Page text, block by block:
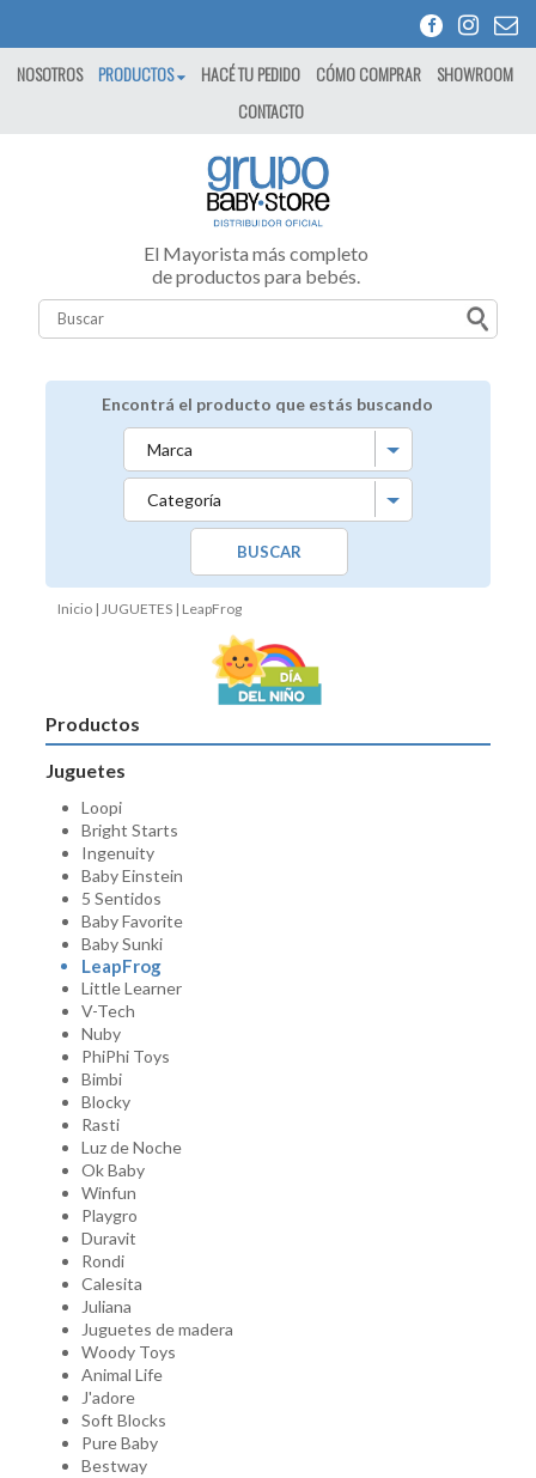
NOSOTROS PRODUCTOS HACÉ TU PEDIDO CÓMO COMPRAR
SHOWROOM
CONTACTO
El Mayorista más completo
de productos para bebés.
Encontrá el producto que estás buscando
BUSCAR
Inicio |JUGUETES | LeapFrog
Productos
Juguetes
Loopi
Bright Starts
Ingenuity
Baby Einstein
5 Sentidos
Baby Favorite
Baby Sunki
LeapFrog
Little Learner
V-Tech
Nuby
PhiPhi Toys
Bimbi
Blocky
Rasti
Luz de Noche
Ok Baby
Winfun
Playgro
Duravit
Rondi
Calesita
Juliana
Juguetes de madera
Woody Toys
Animal Life
J'adore
Soft Blocks
Pure Baby
Bestway